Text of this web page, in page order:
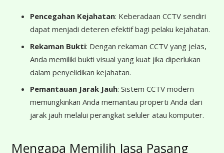
Pencegahan Kejahatan: Keberadaan CCTV sendiri
dapat menjadi deteren efektif bagi pelaku kejahatan.
Rekaman Bukti: Dengan rekaman CCTV yang jelas,
Anda memiliki bukti visual yang kuat jika diperlukan
dalam penyelidikan kejahatan.
Pemantauan Jarak Jauh: Sistem CCTV modern
memungkinkan Anda memantau properti Anda dari
jarak jauh melalui perangkat seluler atau komputer.
Mengapa Memilih Jasa Pasang